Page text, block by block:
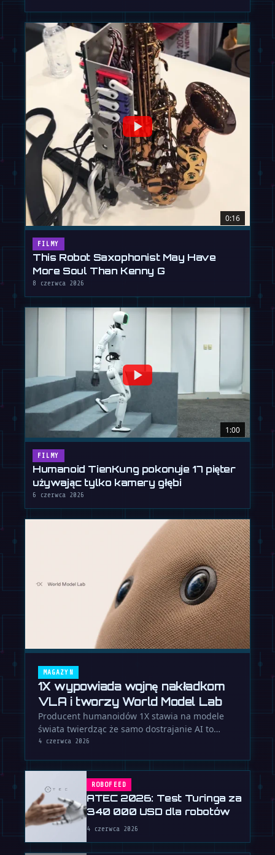
0:16
FILMY
This Robot Saxophonist May Have
More Soul Than Kenny G
8 czerwca 2026
1:00
FILMY
Humanoid TienKung pokonuje 17 pięter
używając tylko kamery głębi
6 czerwca 2026
MAGAZYN
1X wypowiada wojnę nakładkom
VLA i tworzy World Model Lab
Producent humanoidów 1X stawia na modele
świata twierdząc że samo dostrajanie AI to
ślepy zaułek w tworzeniu w pełni …
4 czerwca 2026
ROBOFEED
ATEC 2026: Test Turinga za
340 000 USD dla robotów
4 czerwca 2026